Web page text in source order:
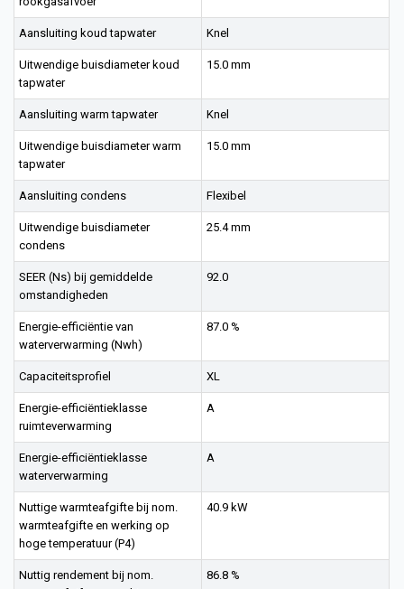
Aansluiting koud tapwater Knel
Uitwendige buisdiameter koud
tapwater
15.0 mm
Aansluiting warm tapwater Knel
Uitwendige buisdiameter warm
tapwater
15.0 mm
Aansluiting condens Flexibel
Uitwendige buisdiameter
condens
25.4 mm
SEER (Ns) bij gemiddelde
omstandigheden
92.0
Energie-efficiëntie van
waterverwarming (Nwh)
87.0 %
Capaciteitsprofiel XL
Energie-efficiëntieklasse
ruimteverwarming
A
Energie-efficiëntieklasse
waterverwarming
A
Nuttige warmteafgifte bij nom.
warmteafgifte en werking op
hoge temperatuur (P4)
40.9 kW
Nuttig rendement bij nom.
86.8 %